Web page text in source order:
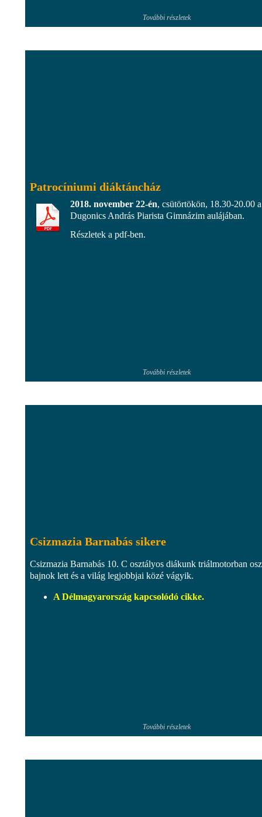
További részletek
Patrocíniumi diáktáncház
2018. november 22-én, csütörtökön, 18.30-20.00 a
Dugonics András Piarista Gimnázim aulájában.
Részletek a pdf-ben.
További részletek
Csizmazia Barnabás sikere
Csizmazia Barnabás 10. C osztályos diákunk triálmotorban
bajnok lett és a világ legjobbjai közé vágyik.
A Délmagyarország kapcsolódó cikke.
További részletek